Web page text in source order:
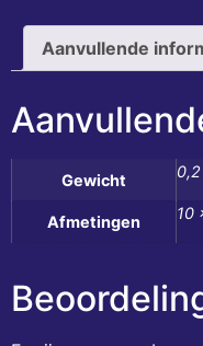
Aanvullende
Gewicht
Afmetingen 10